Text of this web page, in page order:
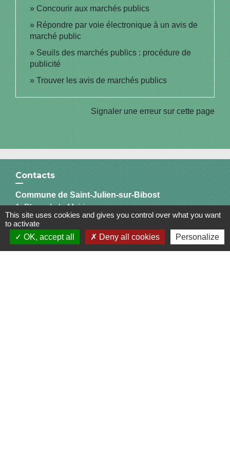
Concourir aux marchés publics
Répondre par voie électronique à un avis de
marché public
Seuils des marchés publics : procédure de
publicité
Trouver les avis de marchés publics
Signaler une erreur sur cette page
Contacts
Commune de Saint-Julien-sur-Bibost
1, Place de la Mairie
69690 Saint-Julien-sur-Bibost - FRANCE
+33 4 74 70 72 03
This site uses cookies and gives you control over what you want
to activate
OK, accept all
Deny all cookies Personalize